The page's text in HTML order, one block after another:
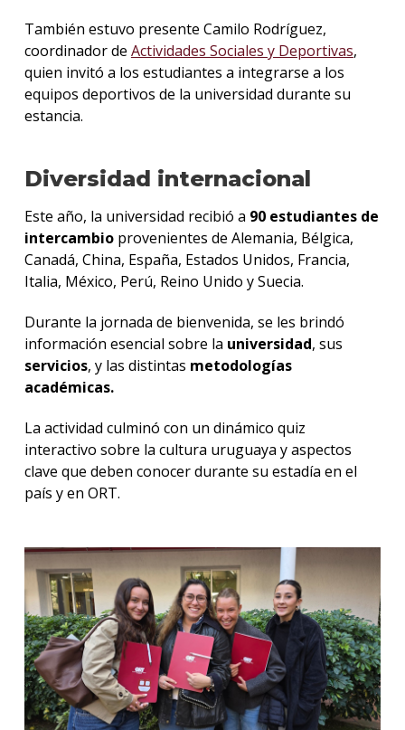
También estuvo presente Camilo Rodríguez,
coordinador de Actividades Sociales y Deportivas,
quien invitó a los estudiantes a integrarse a los
equipos deportivos de la universidad durante su
estancia.
Diversidad internacional
Este año, la universidad recibió a 90 estudiantes de
intercambioprovenientes de Alemania, Bélgica,
Canadá, China, España, Estados Unidos, Francia,
Italia, México, Perú, Reino Unido y Suecia.
Durante la jornada de bienvenida, se les brindó
información esencial sobre la universidad, sus
servicios, y las distintas metodologías
académicas.
La actividad culminó con un dinámico quiz
interactivo sobre la cultura uruguaya y aspectos
clave que deben conocer durante su estadía en el
país y en ORT.